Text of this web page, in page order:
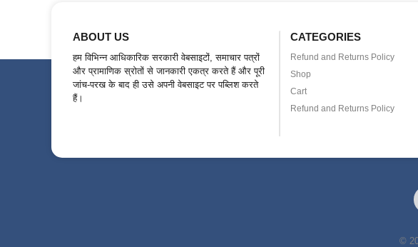
ABOUT US
हम विभिन्न आधिकारिक सरकारी वेबसाइटों, समाचार पत्रों
और प्रामाणिक स्रोतों से जानकारी एकत्र करते हैं और पूरी
जांच-परख के बाद ही उसे अपनी वेबसाइट पर पब्लिश करते
हैं।
CATEGORIES
Refund and Returns Policy
Shop
Cart
Refund and Returns Policy
©